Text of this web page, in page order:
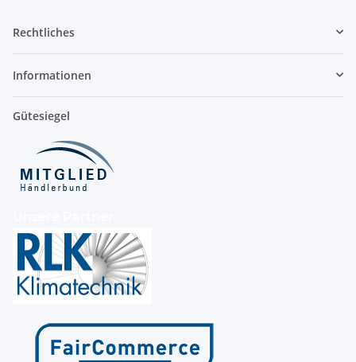
Rechtliches
Informationen
Gütesiegel